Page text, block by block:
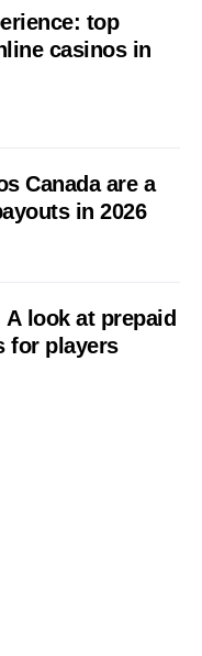
top
casinos in
Canada are a
in 2026
look at prepaid
for players